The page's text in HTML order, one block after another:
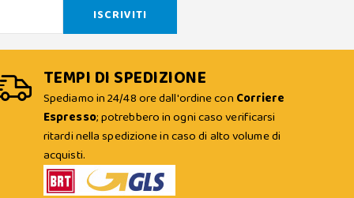
TEMPI DI SPEDIZIONE
Spediamo in 24/48 ore dall'ordine con Corriere
Espresso; potrebbero in ogni caso verificarsi
ritardi nella spedizione in caso di alto volume di
acquisti.